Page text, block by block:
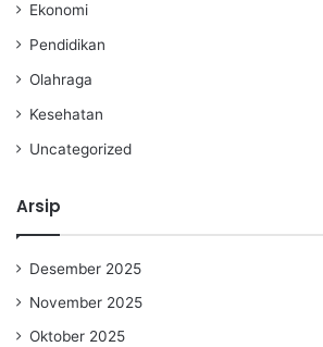
Ekonomi
Pendidikan
Olahraga
Kesehatan
Uncategorized
Arsip
Desember 2025
November 2025
Oktober 2025